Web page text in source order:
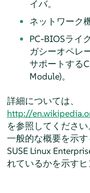
イバ。
ネットワーク
PC-BIOSライ
ガシーオペレ
サポートする
Module)。
詳細については、
http://
を参照してくださ
一般的な概要を示
SUSE Linux
れているかを示すヒ